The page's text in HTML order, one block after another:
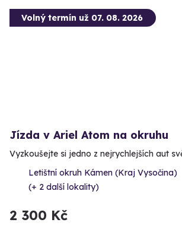
Volný termín už 07. 08. 2026
Jízda v Ariel Atom na okruhu
Vyzkoušejte si jedno z nejrychlejších aut
Letištní okruh Kámen (Kraj Vysočina)
(+ 2 další lokality)
2 300 Kč